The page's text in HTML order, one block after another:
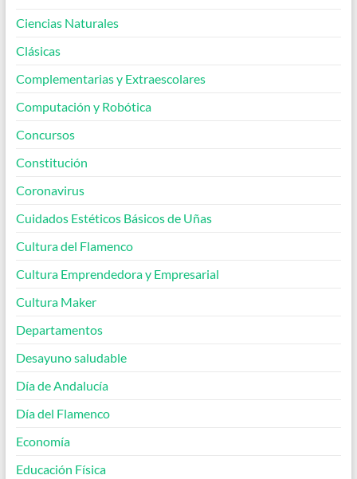
Ciencias Naturales
Clásicas
Complementarias y Extraescolares
Computación y Robótica
Concursos
Constitución
Coronavirus
Cuidados Estéticos Básicos de Uñas
Cultura del Flamenco
Cultura Emprendedora y Empresarial
Cultura Maker
Departamentos
Desayuno saludable
Día de Andalucía
Día del Flamenco
Economía
Educación Física